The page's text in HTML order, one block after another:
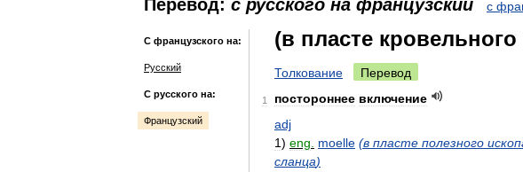
Перевод: с русского на французский с
С французского на:
Русский
С русского на:
Французский
(в пласте кровельного
Толкование Перевод
1 постороннее включение
adj
1) eng moelle (в пласте полезного
сланца)